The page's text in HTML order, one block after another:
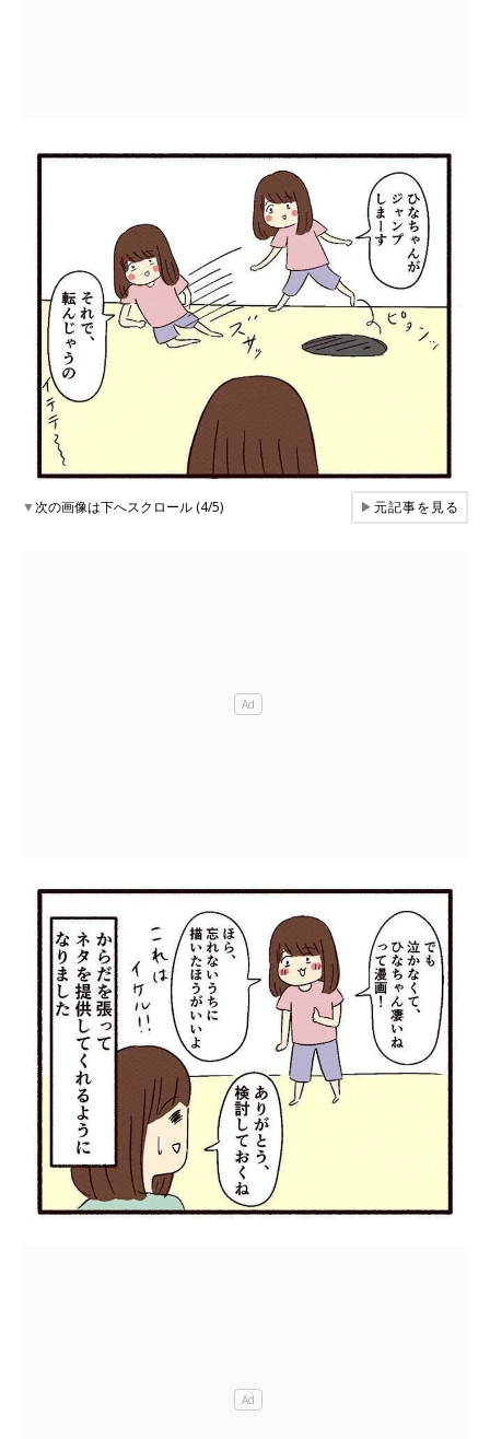
▼次の画像は下へスクロール (4/5) ▶元記事を見る